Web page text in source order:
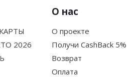
2026
О нас
О проекте
Получи CashBack 5%
Возврат
Оплата